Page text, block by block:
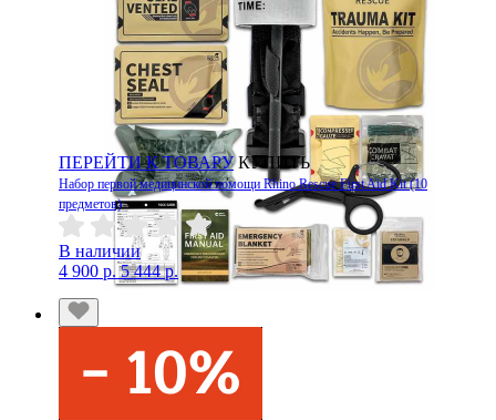
ПЕРЕЙТИ К ТОВАРУ КУПИТЬ
Набор первой медицинской помощи Rhino Rescue First Aid Kit (10
предметов)
В наличии
4 900 р. 5 444 р.